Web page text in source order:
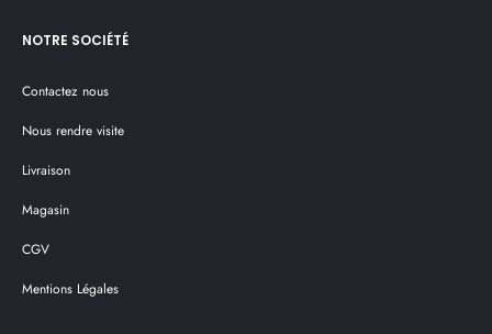
NOTRE SOCIÉTÉ
Contactez nous
Nous rendre visite
Livraison
Magasin
CGV
Mentions Légales